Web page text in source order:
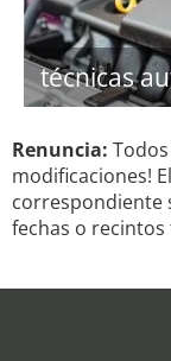
técnicas
Renuncia:
modificaciones!
correspondiente
fechas o recintos